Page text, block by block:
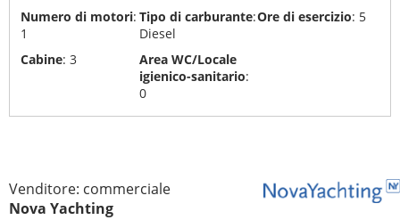
Assicurazioni
Riciclaggio
smaltimento
di
di
yacht
Numero di motori:
1
Tipo di carburante:
Diesel
Ore di esercizio: 5
Cabine: 3
Area WC/Locale
igienico-sanitario:
0
Venditore: commerciale
Nova Yachting